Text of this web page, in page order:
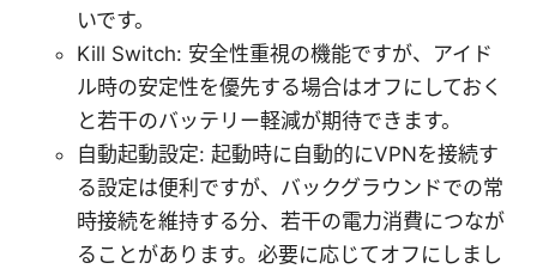
いです。
Kill Switch: 安全性重視の機能ですが、アイド
ル時の安定性を優先する場合はオフにしておく
と若干のバッテリー軽減が期待できます。
自動起動設定: 起動時に自動的にVPNを接続す
る設定は便利ですが、バックグラウンドでの常
時接続を維持する分、若干の電力消費につなが
ることがあります。必要に応じてオフにしまし